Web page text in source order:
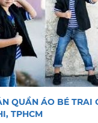
QUẦN ÁO BÉ TRAI
TPHCM